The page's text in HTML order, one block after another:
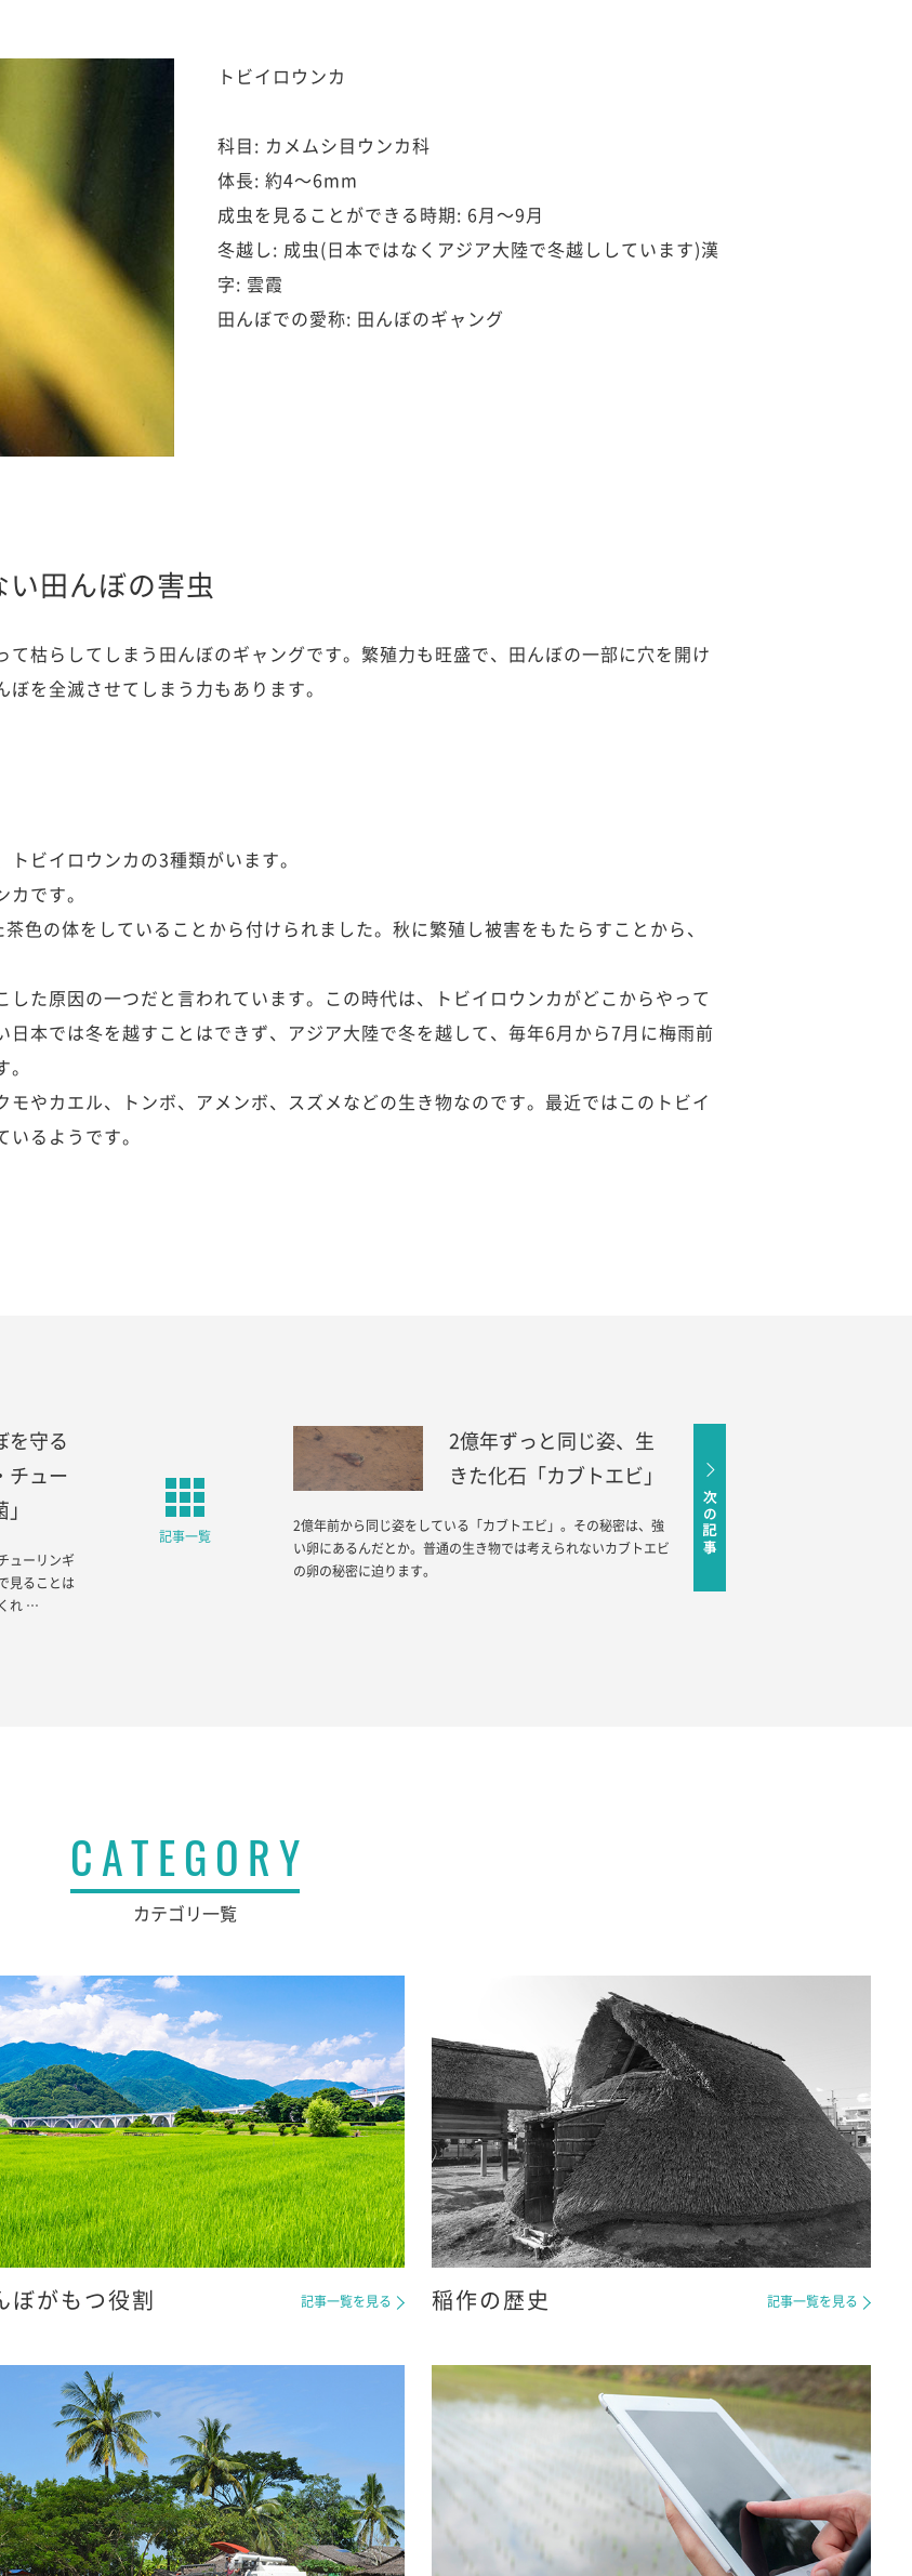
トビイロウンカ
科目: カメムシ目ウンカ科
体長: 約4～6mm
成虫を見ることができる時期: 6月～9月
冬越し: 成虫(日本ではなくアジア大陸で冬越ししています)漢
字: 雲霞
田んぼでの愛称: 田んぼのギャング
田んぼの害虫
て枯らしてしまう田んぼのギャングです。繁殖力も旺盛で、田んぼの一部に穴を開け
を全滅させてしまう力もあります。
ビイロウンカの3種類がいます。
です。
色の体をしていることから付けられました。秋に繁殖し被害をもたらすことから、
た原因の一つだと言われています。この時代は、トビイロウンカがどこからやって
日本では冬を越すことはできず、アジア大陸で冬を越して、毎年6月から7月に梅雨前
やカエル、トンボ、アメンボ、スズメなどの生き物なのです。最近ではこのトビイ
るようです。
を守る
チュー
ューリンギ
見ることは
れ …
記事一覧
2億年ずっと同じ姿、生
きた化石「カブトエビ」
2億年前から同じ姿をしている「カブトエビ」。その秘密は、強
い卵にあるんだとか。普通の生き物では考えられないカブトエビ
の卵の秘密に迫ります。
CATEGORY
カテゴリ一覧
ぼがもつ役割 記事一覧を見る 稲作の歴史 記事一覧を見る